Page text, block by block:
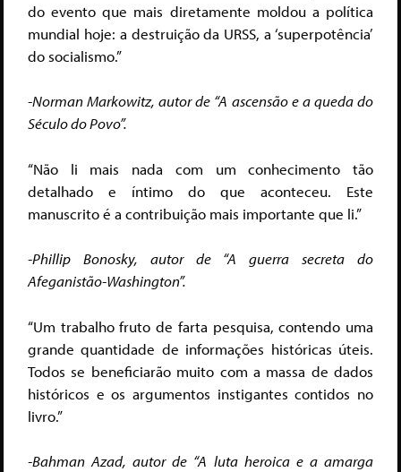
do evento que mais diretamente moldou a política
mundial hoje: a destruição da URSS, a ‘superpotência’
do socialismo.”
-Norman Markowitz, autor de “A ascensão e a queda do
Século do Povo”.
“Não li mais nada com um conhecimento tão
detalhado e íntimo do que aconteceu. Este
manuscrito é a contribuição mais importante que li.”
-Phillip Bonosky, autor de “A guerra secreta do
Afeganistão-Washington”.
“Um trabalho fruto de farta pesquisa, contendo uma
grande quantidade de informações históricas úteis.
Todos se beneficiarão muito com a massa de dados
históricos e os argumentos instigantes contidos no
livro.”
-Bahman Azad, autor de “A luta heroica e a amarga